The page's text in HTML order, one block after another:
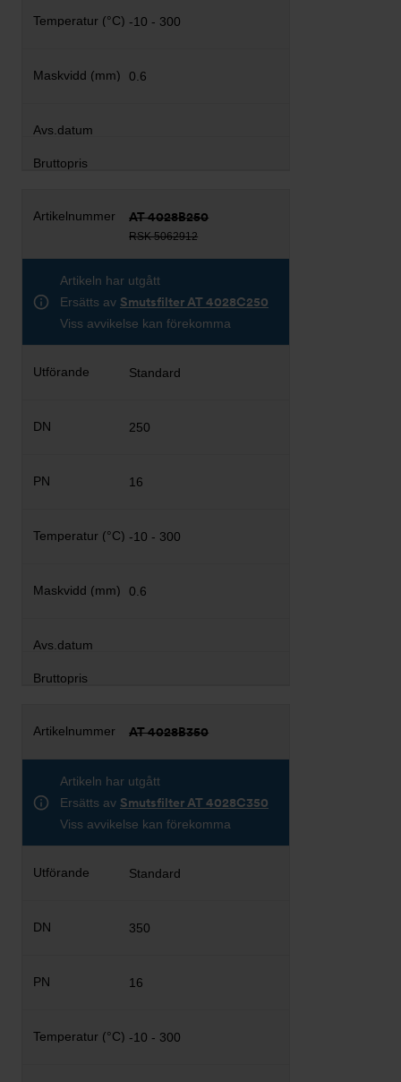
-10 - 300
0.6
AT 4028B250
RSK 5062912
Artikeln har utgått
Ersätts av Smutsfilter AT 4028C250
Viss avvikelse kan förekomma
Standard
250
16
-10 - 300
0.6
AT 4028B350
Artikeln har utgått
Ersätts av Smutsfilter AT 4028C350
Viss avvikelse kan förekomma
Standard
350
16
-10 - 300